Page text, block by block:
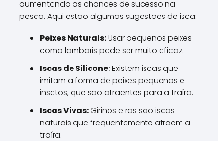
aumentando as chances de sucesso na
pesca. Aqui estão algumas sugestões de isca:
Peixes Naturais:Usar pequenos peixes
como lambaris pode ser muito eficaz.
Iscas de Silicone:Existem iscas que
imitam a forma de peixes pequenos e
insetos, que são atraentes para a traíra.
Iscas Vivas:Girinos e rãs são iscas
naturais que frequentemente atraem a
traíra.